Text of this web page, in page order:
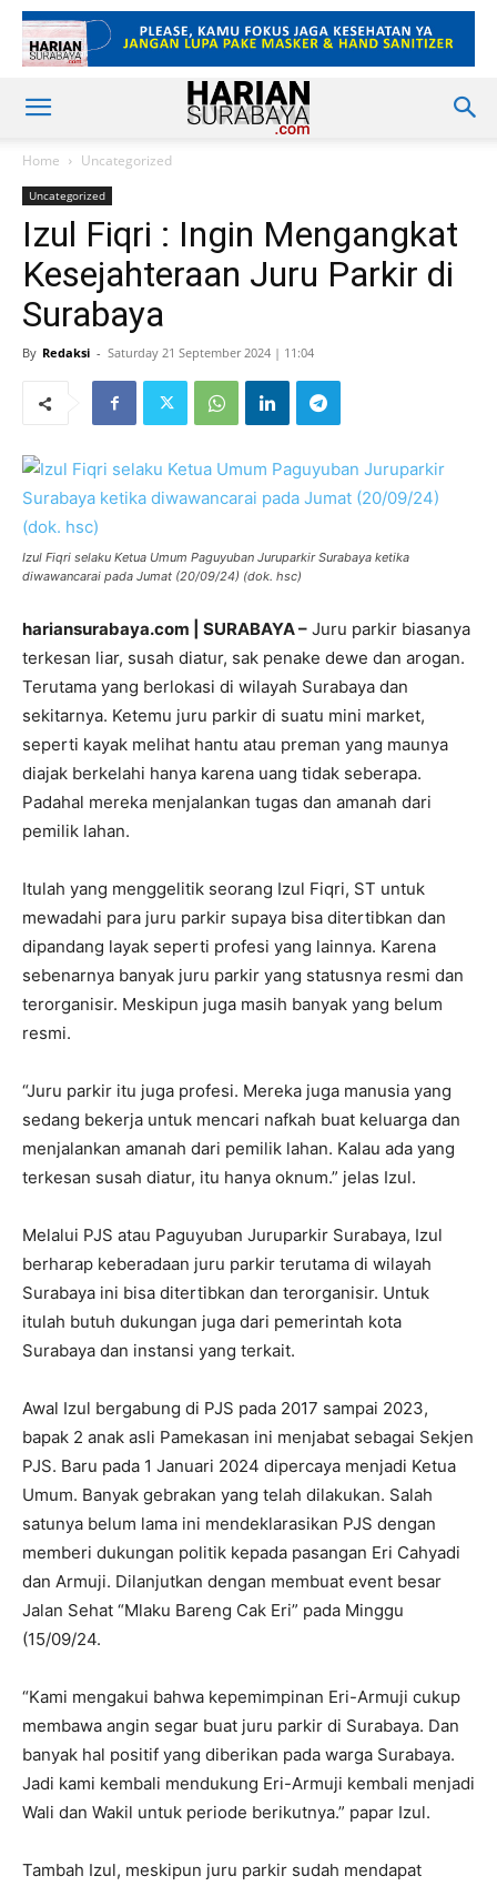
Home Uncategorized
Uncategorized
Izul Fiqri : Ingin Mengangkat
Kesejahteraan Juru Parkir di
Surabaya
By Redaksi - Saturday 21 September 2024 | 11:04
Izul Fiqri selaku Ketua Umum Paguyuban Juruparkir Surabaya ketika
diwawancarai pada Jumat (20/09/24) (dok. hsc)
hariansurabaya.com | SURABAYA – Juru parkir biasanya
terkesan liar, susah diatur, sak penake dewe dan arogan.
Terutama yang berlokasi di wilayah Surabaya dan
sekitarnya. Ketemu juru parkir di suatu mini market,
seperti kayak melihat hantu atau preman yang maunya
diajak berkelahi hanya karena uang tidak seberapa.
Padahal mereka menjalankan tugas dan amanah dari
pemilik lahan.
Itulah yang menggelitik seorang Izul Fiqri, ST untuk
mewadahi para juru parkir supaya bisa ditertibkan dan
dipandang layak seperti profesi yang lainnya. Karena
sebenarnya banyak juru parkir yang statusnya resmi dan
terorganisir. Meskipun juga masih banyak yang belum
resmi.
“Juru parkir itu juga profesi. Mereka juga manusia yang
sedang bekerja untuk mencari nafkah buat keluarga dan
menjalankan amanah dari pemilik lahan. Kalau ada yang
terkesan susah diatur, itu hanya oknum.” jelas Izul.
Melalui PJS atau Paguyuban Juruparkir Surabaya, Izul
berharap keberadaan juru parkir terutama di wilayah
Surabaya ini bisa ditertibkan dan terorganisir. Untuk
itulah butuh dukungan juga dari pemerintah kota
Surabaya dan instansi yang terkait.
Awal Izul bergabung di PJS pada 2017 sampai 2023,
bapak 2 anak asli Pamekasan ini menjabat sebagai Sekjen
PJS. Baru pada 1 Januari 2024 dipercaya menjadi Ketua
Umum. Banyak gebrakan yang telah dilakukan. Salah
satunya belum lama ini mendeklarasikan PJS dengan
memberi dukungan politik kepada pasangan Eri Cahyadi
dan Armuji. Dilanjutkan dengan membuat event besar
Jalan Sehat “Mlaku Bareng Cak Eri” pada Minggu
(15/09/24.
“Kami mengakui bahwa kepemimpinan Eri-Armuji cukup
membawa angin segar buat juru parkir di Surabaya. Dan
banyak hal positif yang diberikan pada warga Surabaya.
Jadi kami kembali mendukung Eri-Armuji kembali menjadi
Wali dan Wakil untuk periode berikutnya.” papar Izul.
Tambah Izul, meskipun juru parkir sudah mendapat